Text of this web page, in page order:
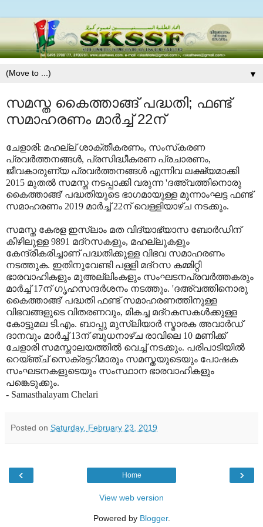
▼
സമസ്ത കൈത്താങ്ങ് പദ്ധതി; ഫണ്ട്
സമാഹരണം മാര്‍ച്ച് 22ന്
ചേളാരി: മഹല്ല് ശാക്തീകരണം, സംസ്‌കരണ
പ്രവര്‍ത്തനങ്ങള്‍, പ്രസിദ്ധീകരണ പ്രചാരണം,
ജീവകാരുണ്യ പ്രവര്‍ത്തനങ്ങള്‍ എന്നിവ ലക്ഷ്യമാക്കി
2015 മുതല്‍ സമസ്ത നടപ്പാക്കി വരുന്ന 'ദഅ്‌വത്തിനൊരു
കൈത്താങ്ങ്' പദ്ധതിയുടെ ഭാഗമായുള്ള മൂന്നാംഘട്ട ഫണ്ട്
സമാഹരണം 2019 മാര്‍ച്ച് 22ന് വെള്ളിയാഴ്ച നടക്കും.
സമസ്ത കേരള ഇസ്‌ലാം മത വിദ്യാഭ്യാസ ബോര്‍ഡിന്
കീഴിലുള്ള 9891 മദ്‌റസകളും, മഹല്ലുകളും
കേന്ദ്രീകരിച്ചാണ് പദ്ധതിക്കുള്ള വിഭവ സമാഹരണം
നടത്തുക. ഇതിനുവേണ്ടി പള്ളി മദ്‌റസ കമ്മിറ്റി
ഭാരവാഹികളും മുഅല്ലിംകളും സംഘടനപ്രവര്‍ത്തകരും
മാര്‍ച്ച് 17ന് ഗൃഹസന്ദര്‍ശനം നടത്തും. 'ദഅ്‌വത്തിനൊരു
കൈത്താങ്ങ്' പദ്ധതി ഫണ്ട് സമാഹരണത്തിനുള്ള
വിഭവങ്ങളുടെ വിതരണവും, മികച്ച മദ്‌റകസകള്‍ക്കുള്ള
കോട്ടുമല ടി.എം. ബാപ്പു മുസ്‌ലിയാര്‍ സ്മാരക അവാര്‍ഡ്
ദാനവും മാര്‍ച്ച് 13ന് ബുധനാഴ്ച രാവിലെ 10 മണിക്ക്
ചേളാരി സമസ്താലയത്തില്‍ വെച്ച് നടക്കും. പരിപാടിയില്‍
റെയ്ഞ്ച് സെക്രട്ടറിമാരും സമസ്തയുടെയും പോഷക
സംഘടനകളുടെയും സംസ്ഥാന ഭാരവാഹികളും
പങ്കെടുക്കും.
- Samasthalayam Chelari
Posted on Saturday, February 23, 2019
‹ ›
Home
View web version
Powered by Blogger.